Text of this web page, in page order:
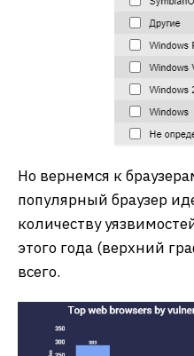
Но вернемся к
популярный браузер
количеству
этого года (верхний
всего.